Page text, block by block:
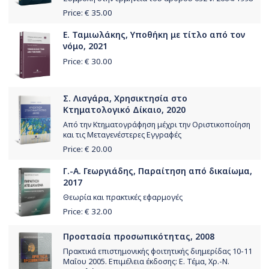
Price: € 35.00
Ε. Ταμιωλάκης, Υποθήκη με τίτλο από τον
νόμο, 2021
Price: € 30.00
Σ. Λισγάρα, Χρησικτησία στο
Κτηματολογικό Δίκαιο, 2020
Από την Κτηματογράφηση μέχρι την Οριστικοποίηση
και τις Μεταγενέστερες Εγγραφές
Price: € 20.00
Γ.-Α. Γεωργιάδης, Παραίτηση από δικαίωμα,
2017
Θεωρία και πρακτικές εφαρμογές
Price: € 32.00
Προστασία προσωπικότητας, 2008
Πρακτικά επιστημονικής φοιτητικής διημερίδας 10-11
Μαΐου 2005. Επιμέλεια έκδοσης: Ε. Τέμα, Χρ.-Ν.